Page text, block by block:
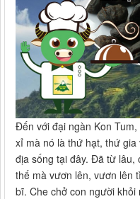
Đến với đại ngàn Kon
xỉ mà nó là thứ hạt, thứ
địa sống tại đây. Đã từ lâu,
thế mà vươn lên, vươn lên
bĩ. Che chở con người